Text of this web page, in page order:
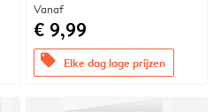
Vanaf
€ 9,99
offers Elke dag lage prijzen